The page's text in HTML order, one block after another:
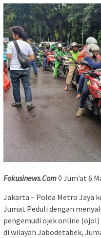
Fokusinews.Com◊ Jum’at 6
Jakarta – Polda Metro Jaya
Jumat Peduli dengan
pengemudi ojek online (ojol)
di wilayah Jabodetabek,